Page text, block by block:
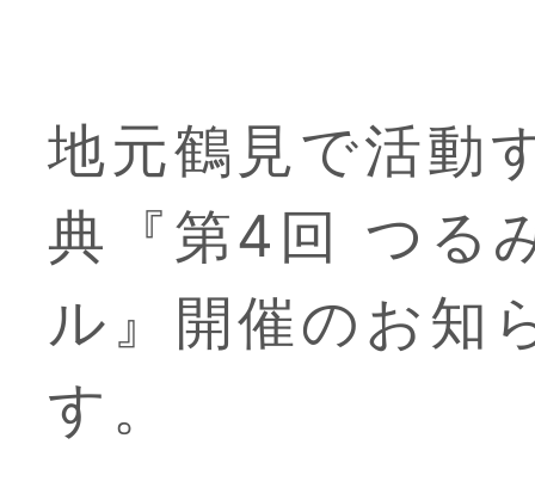
最
地元鶴見で活動
典『第4回 つる
ル』開催のお知
す。